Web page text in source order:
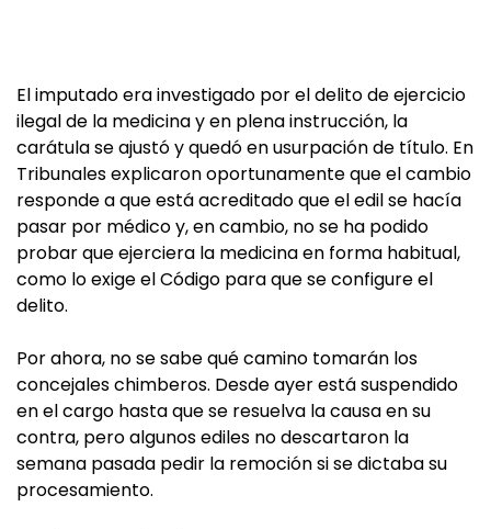
El imputado era investigado por el delito de ejercicio
ilegal de la medicina y en plena instrucción, la
carátula se ajustó y quedó en usurpación de título. En
Tribunales explicaron oportunamente que el cambio
responde a que está acreditado que el edil se hacía
pasar por médico y, en cambio, no se ha podido
probar que ejerciera la medicina en forma habitual,
como lo exige el Código para que se configure el
delito.
Por ahora, no se sabe qué camino tomarán los
concejales chimberos. Desde ayer está suspendido
en el cargo hasta que se resuelva la causa en su
contra, pero algunos ediles no descartaron la
semana pasada pedir la remoción si se dictaba su
procesamiento.